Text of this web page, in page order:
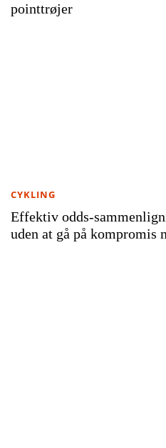
pointtrøjer
Effektiv odds-
uden at gå på kompromis
CYKLING